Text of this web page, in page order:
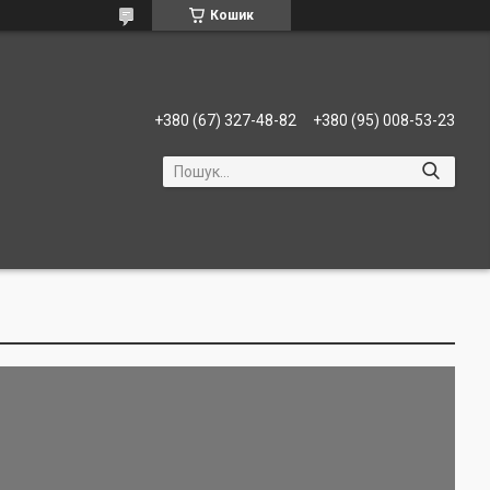
Кошик
+380 (67) 327-48-82 +380 (95) 008-53-23